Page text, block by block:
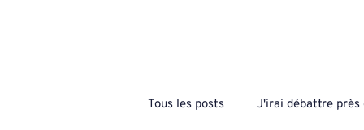
Tous les posts J'irai débattre près